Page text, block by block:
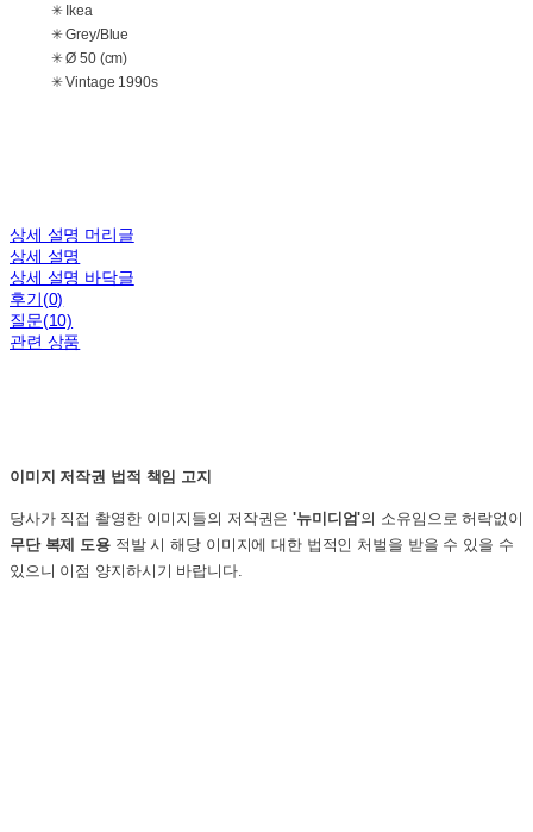
✳ Ikea
✳ Grey/Blue
✳ Ø 50 (cm)
✳ Vintage 1990s
상세 설명 머리글
상세 설명
상세 설명 바닥글
후기(0)
질문(10)
관련 상품
이미지 저작권 법적 책임 고지
당사가 직접 촬영한 이미지들의 저작권은'뉴미디엄'의 소유임으로 허락없이
무단 복제 도용적발 시 해당 이미지에 대한 법적인 처벌을 받을 수 있을 수
있으니 이점 양지하시기 바랍니다.